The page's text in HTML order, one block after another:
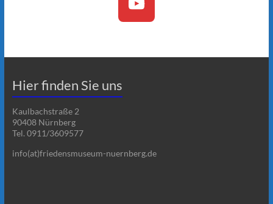
Hier finden Sie uns
Kaulbachstraße 2
90408 Nürnberg
Tel. 0911/3609577
info(at)friedensmuseum-nuernberg.de